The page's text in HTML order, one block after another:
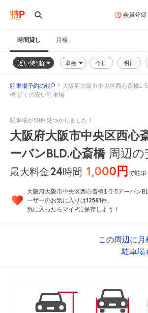
会員登録
時間貸し 月極
近い特P順 車種 今日 明日
駐車場予約の特P
大阪府大阪市中央区西心斎橋1-
橋 近くの安い駐車場
駐車場が50件見つかりました！
大阪府大阪市中央区西心
ーバンBLD.心斎橋周辺の
最大料金24時間 1,000円で駐車
大阪府大阪市中央区西心斎橋1-5-5アーバン
ーザーのお気に入りは12581件。
気に入ったらマイPに保存しよう！
この周辺に月
駐車場